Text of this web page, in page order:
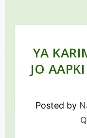
YA
JO
Posted by